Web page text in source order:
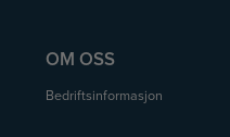
OM OSS
Bedriftsinformasjon